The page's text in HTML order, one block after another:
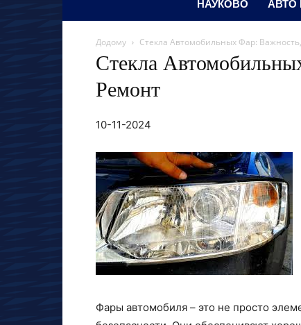
НАУКОВО АВТО
Додому Стекла Автомобильных Фар:
Стекла
Ремонт
10-11-2024
Фары автомобиля – это не просто